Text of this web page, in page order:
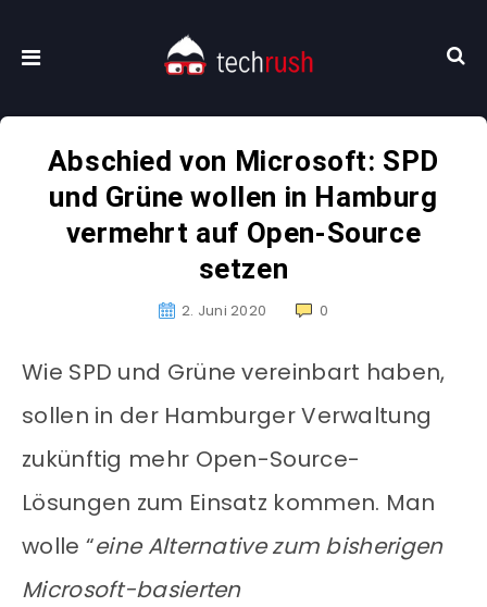
Abschied von Microsoft: SPD
und Grüne wollen in Hamburg
vermehrt auf Open-Source
setzen
2. Juni 2020 0
Wie SPD und Grüne vereinbart haben,
sollen in der Hamburger Verwaltung
zukünftig mehr Open-Source-
Lösungen zum Einsatz kommen. Man
wolle “eine Alternative zum bisherigen
Microsoft-basierten